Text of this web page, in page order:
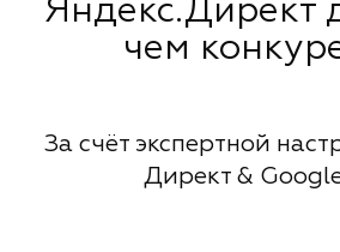
Яндекс.Директ
чем
За счёт экспертной
Директ &